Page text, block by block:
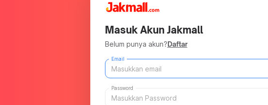
Masuk Akun Jakmall
Belum punya akun?Daftar
Email
Password